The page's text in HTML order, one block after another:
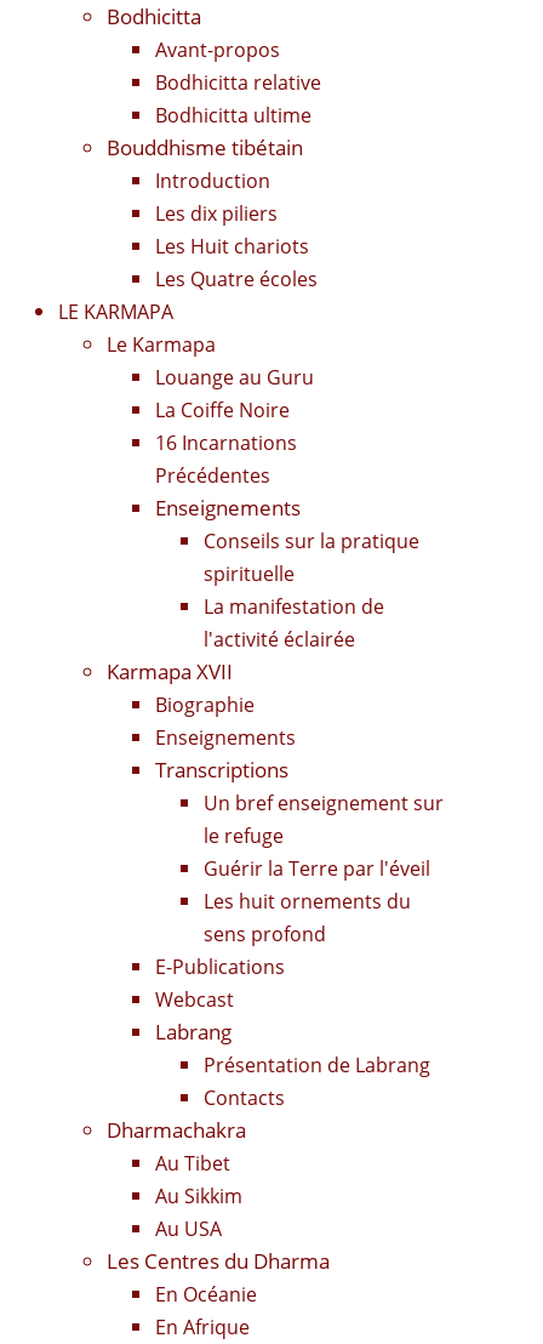
Bodhicitta
Avant-propos
Bodhicitta relative
Bodhicitta ultime
Bouddhisme tibétain
Introduction
Les dix piliers
Les Huit chariots
Les Quatre écoles
LE KARMAPA
Le Karmapa
Louange au Guru
La Coiffe Noire
16 Incarnations
Précédentes
Enseignements
Conseils sur la pratique
spirituelle
La manifestation de
l'activité éclairée
Karmapa XVII
Biographie
Enseignements
Transcriptions
Un bref enseignement sur
le refuge
Guérir la Terre par l'éveil
Les huit ornements du
sens profond
E-Publications
Webcast
Labrang
Présentation de Labrang
Contacts
Dharmachakra
Au Tibet
Au Sikkim
Au USA
Les Centres du Dharma
En Océanie
En Afrique